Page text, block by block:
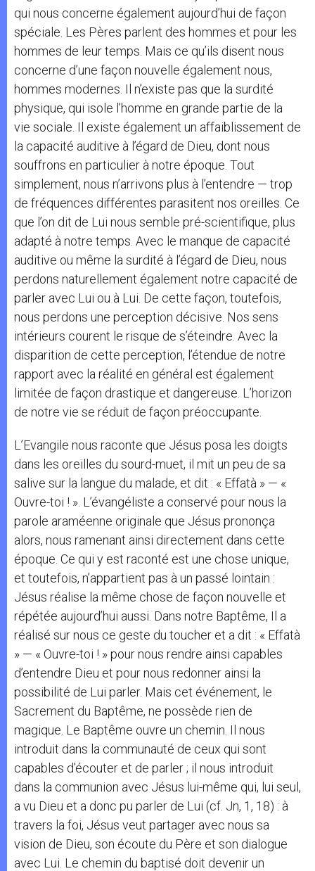
qui nous concerne également aujourd’hui de façon
spéciale. Les Pères parlent des hommes et pour les
hommes de leur temps. Mais ce qu’ils disent nous
concerne d’une façon nouvelle également nous,
hommes modernes. Il n’existe pas que la surdité
physique, qui isole l’homme en grande partie de la
vie sociale. Il existe également un affaiblissement de
la capacité auditive à l’égard de Dieu, dont nous
souffrons en particulier à notre époque. Tout
simplement, nous n’arrivons plus à l’entendre — trop
de fréquences différentes parasitent nos oreilles. Ce
que l’on dit de Lui nous semble pré-scientifique, plus
adapté à notre temps. Avec le manque de capacité
auditive ou même la surdité à l’égard de Dieu, nous
perdons naturellement également notre capacité de
parler avec Lui ou à Lui. De cette façon, toutefois,
nous perdons une perception décisive. Nos sens
intérieurs courent le risque de s’éteindre. Avec la
disparition de cette perception, l’étendue de notre
rapport avec la réalité en général est également
limitée de façon drastique et dangereuse. L’horizon
de notre vie se réduit de façon préoccupante.
L’Evangile nous raconte que Jésus posa les doigts
dans les oreilles du sourd-muet, il mit un peu de sa
salive sur la langue du malade, et dit : « Effatà » — «
Ouvre-toi ! ». L’évangéliste a conservé pour nous la
parole araméenne originale que Jésus prononça
alors, nous ramenant ainsi directement dans cette
époque. Ce qui y est raconté est une chose unique,
et toutefois, n’appartient pas à un passé lointain :
Jésus réalise la même chose de façon nouvelle et
répétée aujourd’hui aussi. Dans notre Baptême, Il a
réalisé sur nous ce geste du toucher et a dit : « Effatà
» — « Ouvre-toi ! » pour nous rendre ainsi capables
d’entendre Dieu et pour nous redonner ainsi la
possibilité de Lui parler. Mais cet événement, le
Sacrement du Baptême, ne possède rien de
magique. Le Baptême ouvre un chemin. Il nous
introduit dans la communauté de ceux qui sont
capables d’écouter et de parler ; il nous introduit
dans la communion avec Jésus lui-même qui, lui seul,
a vu Dieu et a donc pu parler de Lui (cf. Jn, 1, 18) : à
travers la foi, Jésus veut partager avec nous sa
vision de Dieu, son écoute du Père et son dialogue
avec Lui. Le chemin du baptisé doit devenir un